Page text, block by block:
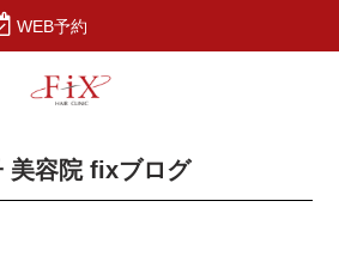
WEB予約
美容院 fixブログ